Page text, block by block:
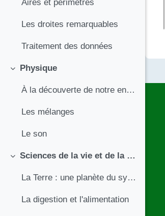
Aires et périmètres
Les droites remarquables
Traitement des données
Replier
Physique
À la découverte de notre environnement : la matière et sa composition
Les mélanges
Le son
Replier
Sciences de la vie et de la terre
La Terre : une planète du système solaire
La digestion et l'alimentation